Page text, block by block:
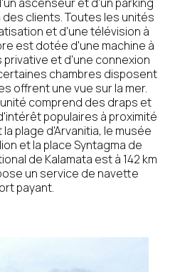
clients. Toutes les unités
et d'une télévision à
est dotée d'une machine à
privative et d'une connexion
chambres disposent
offrent une vue sur la mer.
comprend des draps et
populaires à proximité
plage d'Arvanitia, le musée
et la place Syntagma de
de Kalamata est à 142 km
un service de navette
payant.